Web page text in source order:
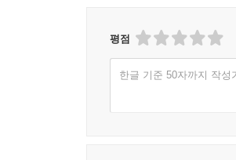
평점
한글 기준 50자까지 작성